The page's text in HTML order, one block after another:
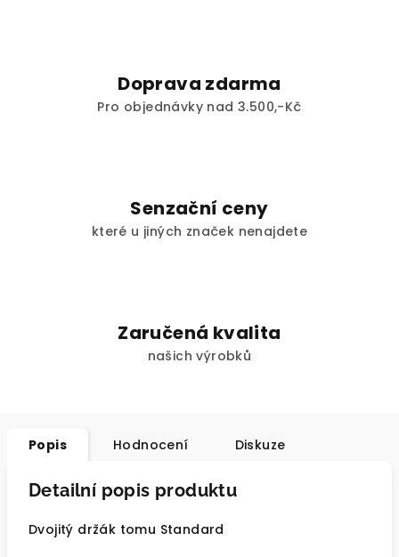
Doprava zdarma
Pro objednávky nad 3.500,-Kč
Senzační ceny
které u jiných značek nenajdete
Zaručená kvalita
našich výrobků
Popis Hodnocení Diskuze
Detailní popis produktu
Dvojitý držák tomu Standard